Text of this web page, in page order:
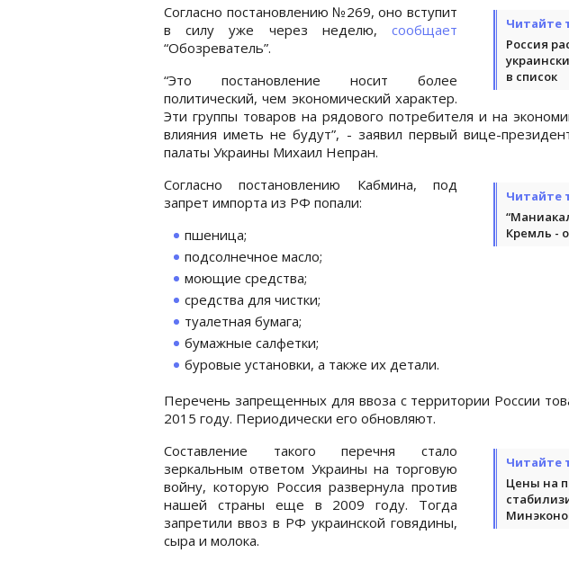
Читайте
Россия
в список
Согласно постановлению №269, оно вступит
в силу уже через неделю, сообщает
“Обозреватель”.
“Это постановление носит более
политический, чем экономический характер.
Эти группы товаров на рядового потребителя и на
влияния иметь не будут”, - заявил первый вице-
палаты Украины Михаил Непран.
Читайте
Кремль -
Согласно постановлению Кабмина, под
запрет импорта из РФ попали:
пшеница;
подсолнечное масло;
моющие средства;
средства для чистки;
туалетная бумага;
бумажные салфетки;
буровые установки, а также их детали.
Перечень запрещенных для ввоза с территории России
2015 году. Периодически его обновляют.
Читайте
Цены на
Составление такого перечня стало
зеркальным ответом Украины на торговую
войну, которую Россия развернула против
нашей страны еще в 2009 году. Тогда
запретили ввоз в РФ украинской говядины,
сыра и молока.